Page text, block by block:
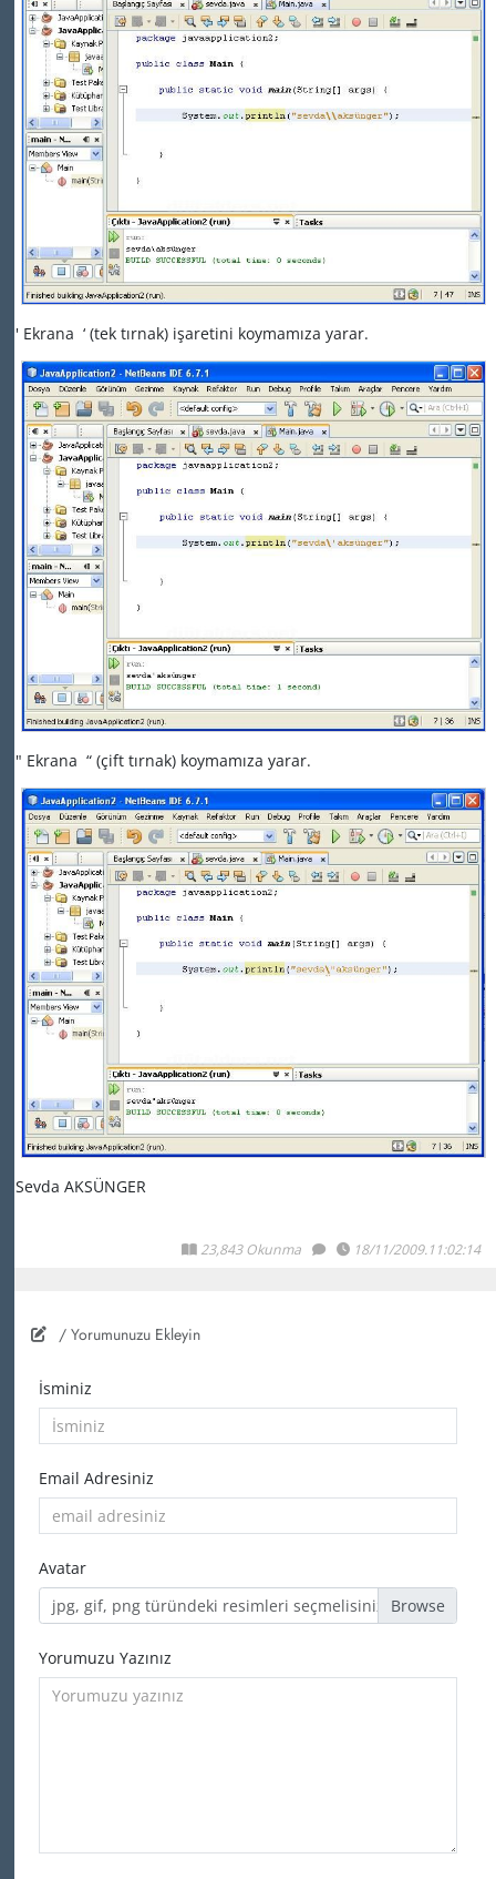
' Ekrana ‘ (tek tırnak) işaretini koymamıza yarar.
" Ekrana “ (çift tırnak) koymamıza yarar.
Sevda AKSÜNGER
23,843 Okunma 18/11/2009.11:02:14
/ Yorumunuzu Ekleyin
İsminiz
Email Adresiniz
Avatar
jpg, gif, png türündeki resimleri seçmelisiniz
Yorumuzu Yazınız